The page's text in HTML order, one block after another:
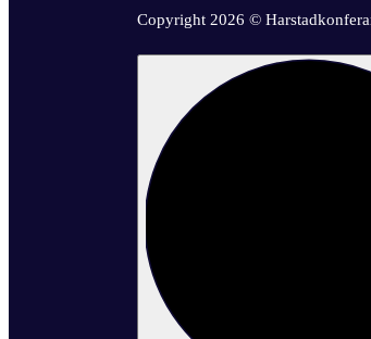
Copyright 2026 ©